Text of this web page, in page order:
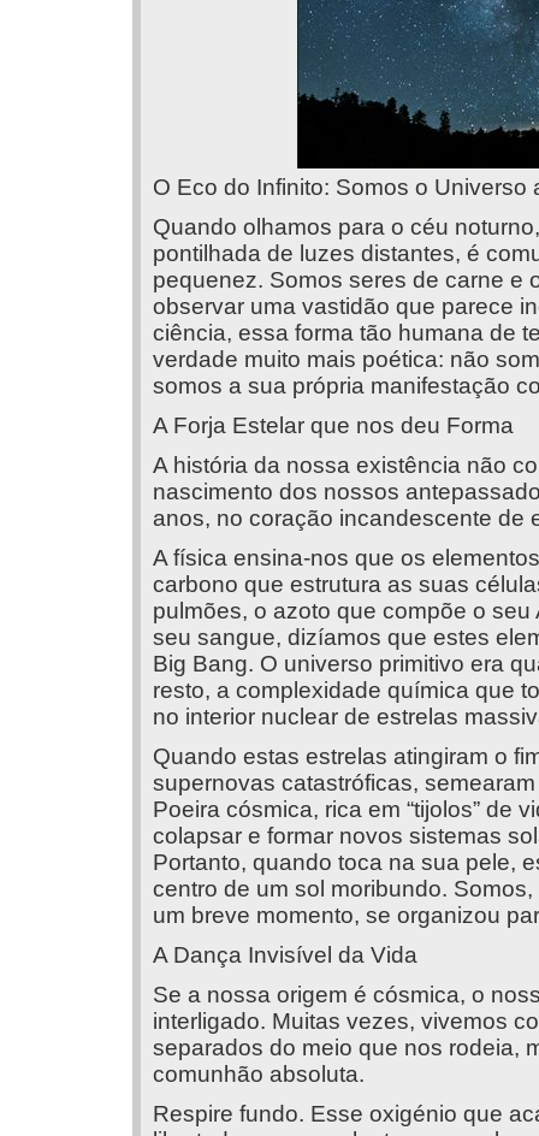
O Eco do Infinito: Somos o Universo
Quando olhamos para o céu
pontilhada de luzes distantes, é
pequenez. Somos seres de carne e
observar uma vastidão que parece
ciência, essa forma tão humana de
verdade muito mais poética: não
somos a sua própria manifestação
A Forja Estelar que nos deu Forma
A história da nossa existência não
nascimento dos nossos
anos, no coração incandescente de
A física ensina-nos que os
carbono que estrutura as suas
pulmões, o azoto que compõe o
seu sangue, dizíamos que estes
Big Bang. O universo primitivo era
resto, a complexidade química que
no interior nuclear de estrelas
Quando estas estrelas atingiram o
supernovas catastróficas,
Poeira cósmica, rica em “tijolos” de
colapsar e formar novos sistemas
Portanto, quando toca na sua pele,
centro de um sol moribundo.
um breve momento, se organizou
A Dança Invisível da Vida
Se a nossa origem é cósmica, o
interligado. Muitas vezes, vivemos
separados do meio que nos rodeia,
comunhão absoluta.
Respire fundo. Esse oxigénio que